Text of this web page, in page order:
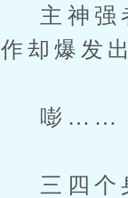
主神强
作却爆发
嘭……
三四个